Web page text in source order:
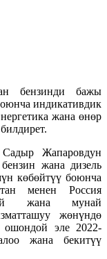
бензинди бажы
индикативдик
жана өнөр
Жапаровдун
жана дизель
көбөйтүү боюнча
менен Россия
жана мунай
жөнүндө
ошондой эле 2022-
жана бекитүү